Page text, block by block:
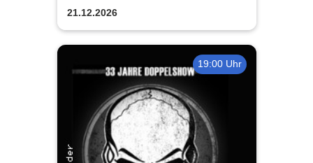
21.12.2026
19:00 Uhr